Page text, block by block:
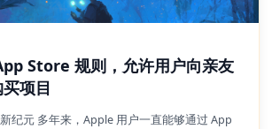
Store 规则，允许用户向亲友
项目
纪元 多年来，Apple 用户一直能够通过 App